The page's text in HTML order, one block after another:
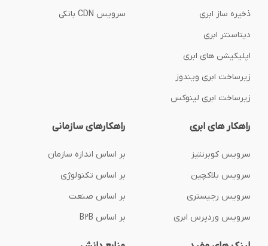
ذخیره ساز ابری
دیتاسنتر ابری
اپلیکیشن های ابری
زیرساخت ابری ویندوز
زیرساخت ابری لینوکس
سرویس CDN بانکی
راهکار های ابری
سرویس کوبرنتیز
سرویس بلاکچین
سرویس رجیستری
سرویس وردپرس ابری
راهکارهای سازمانی
بر اساس اندازه سازمان
بر اساس تکنولوژی
بر اساس صنعت
بر اساس B2B